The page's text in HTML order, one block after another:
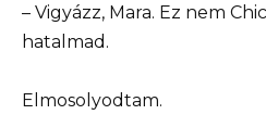
– Vigyázz, Mara. Ez nem
hatalmad.
Elmosolyodtam.